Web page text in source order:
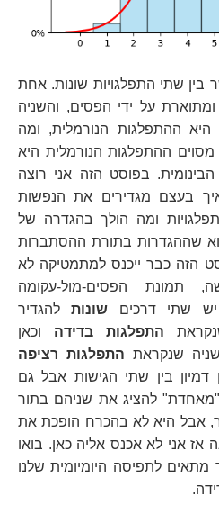
בין שתי התפלגויות שונות. אחת
ומתוארת על ידי הפסים, והשניה
ההתפלגות הנורמלית, ומה
ההתפלגות הנורמלית היא
בפוסט הזה אני רוצה
בעצם מגדירים את הנפשות
ומה הולך בהגדרה של
שההגדרות בתורת ההסתברות
הזה כבר ייכנס למתמטיקה לא
תמונת הפסים-מול-עקומה
שתי דרכים שונותלהגדיר
התפלגות בדידה וכאן
שנקראת התפלגות רציפה
בין שתי הגישות אבל גם
"מאחדת" להציג את שניהם בתור
אבל היא לא בהכרח הופכת את
אז אני לא אכנס אליה כאן. בואו
לתפיסה היומיומית שלנו